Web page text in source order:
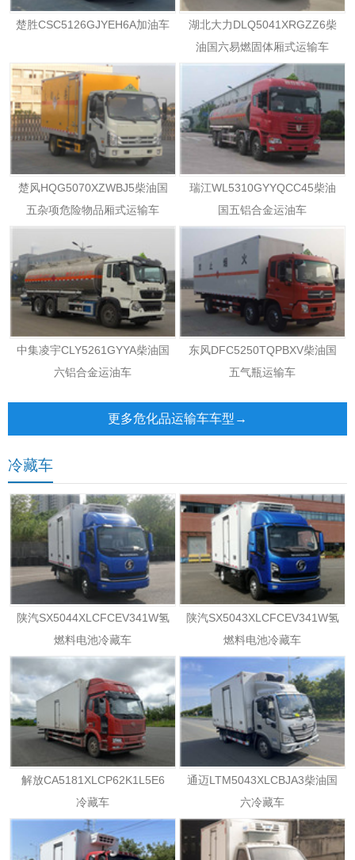
楚胜CSC5126GJYEH6A加油车
湖北大力DLQ5041XRGZZ6柴
油国六易燃固体厢式运输车
楚风HQG5070XZWBJ5柴油国
五杂项危险物品厢式运输车
瑞江WL5310GYYQCC45柴油
国五铝合金运油车
中集凌宇CLY5261GYYA柴油国
六铝合金运油车
东风DFC5250TQPBXV柴油国
五气瓶运输车
更多危化品运输车车型→
冷藏车
陕汽SX5044XLCFCEV341W氢
燃料电池冷藏车
陕汽SX5043XLCFCEV341W氢
燃料电池冷藏车
解放CA5181XLCP62K1L5E6
冷藏车
通迈LTM5043XLCBJA3柴油国
六冷藏车